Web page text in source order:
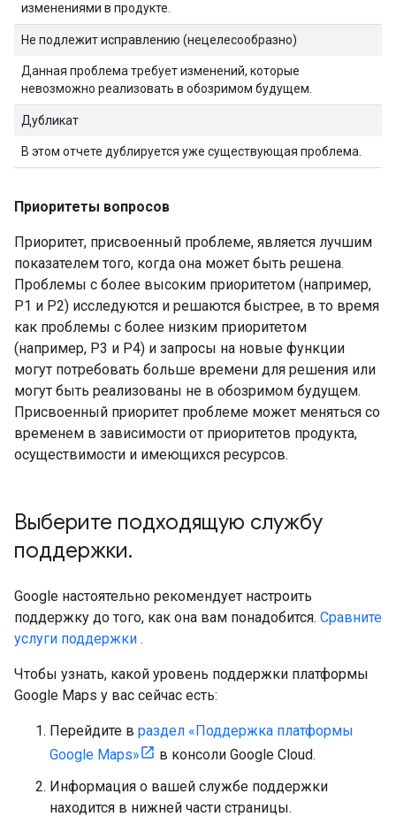
изменениями в продукте.
Не подлежит исправлению (нецелесообразно)
Данная проблема требует изменений, которые
невозможно реализовать в обозримом будущем.
Дубликат
В этом отчете дублируется уже существующая проблема.
Приоритеты вопросов
Приоритет, присвоенный проблеме, является лучшим
показателем того, когда она может быть решена.
Проблемы с более высоким приоритетом (например,
P1 и P2) исследуются и решаются быстрее, в то время
как проблемы с более низким приоритетом
(например, P3 и P4) и запросы на новые функции
могут потребовать больше времени для решения или
могут быть реализованы не в обозримом будущем.
Присвоенный приоритет проблеме может меняться со
временем в зависимости от приоритетов продукта,
осуществимости и имеющихся ресурсов.
Выберите подходящую службу
поддержки.
Google настоятельно рекомендует настроить
поддержку до того, как она вам понадобится. Сравните
услуги поддержки .
Чтобы узнать, какой уровень поддержки платформы
Google Maps у вас сейчас есть:
Перейдите в раздел «Поддержка платформы
Google Maps»
в консоли Google Cloud.
Информация о вашей службе поддержки
находится в нижней части страницы.